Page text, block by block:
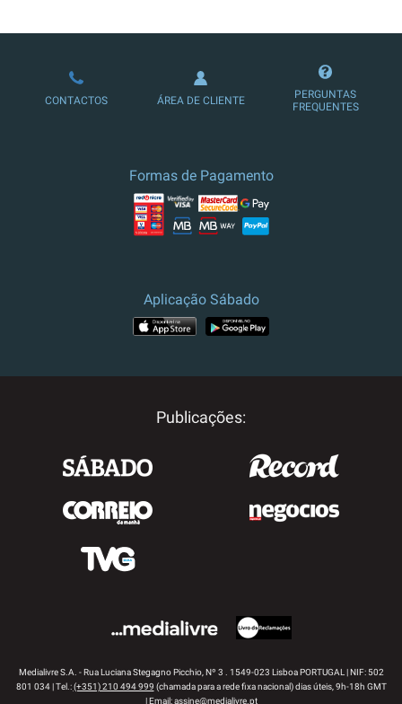
LOJA DE ASSINATURAS
CONTACTOS ÁREA DE CLIENTE
PERGUNTAS
FREQUENTES
Formas de Pagamento
Aplicação Sábado
Publicações:
Medialivre S.A. - Rua Luciana Stegagno Picchio, Nº 3 . 1549-023 Lisboa PORTUGAL | NIF: 502
801 034 | Tel.:(+351) 210 494 999 (chamada para a rede fixa nacional) dias úteis, 9h-18h GMT
| Email:assine@medialivre.pt